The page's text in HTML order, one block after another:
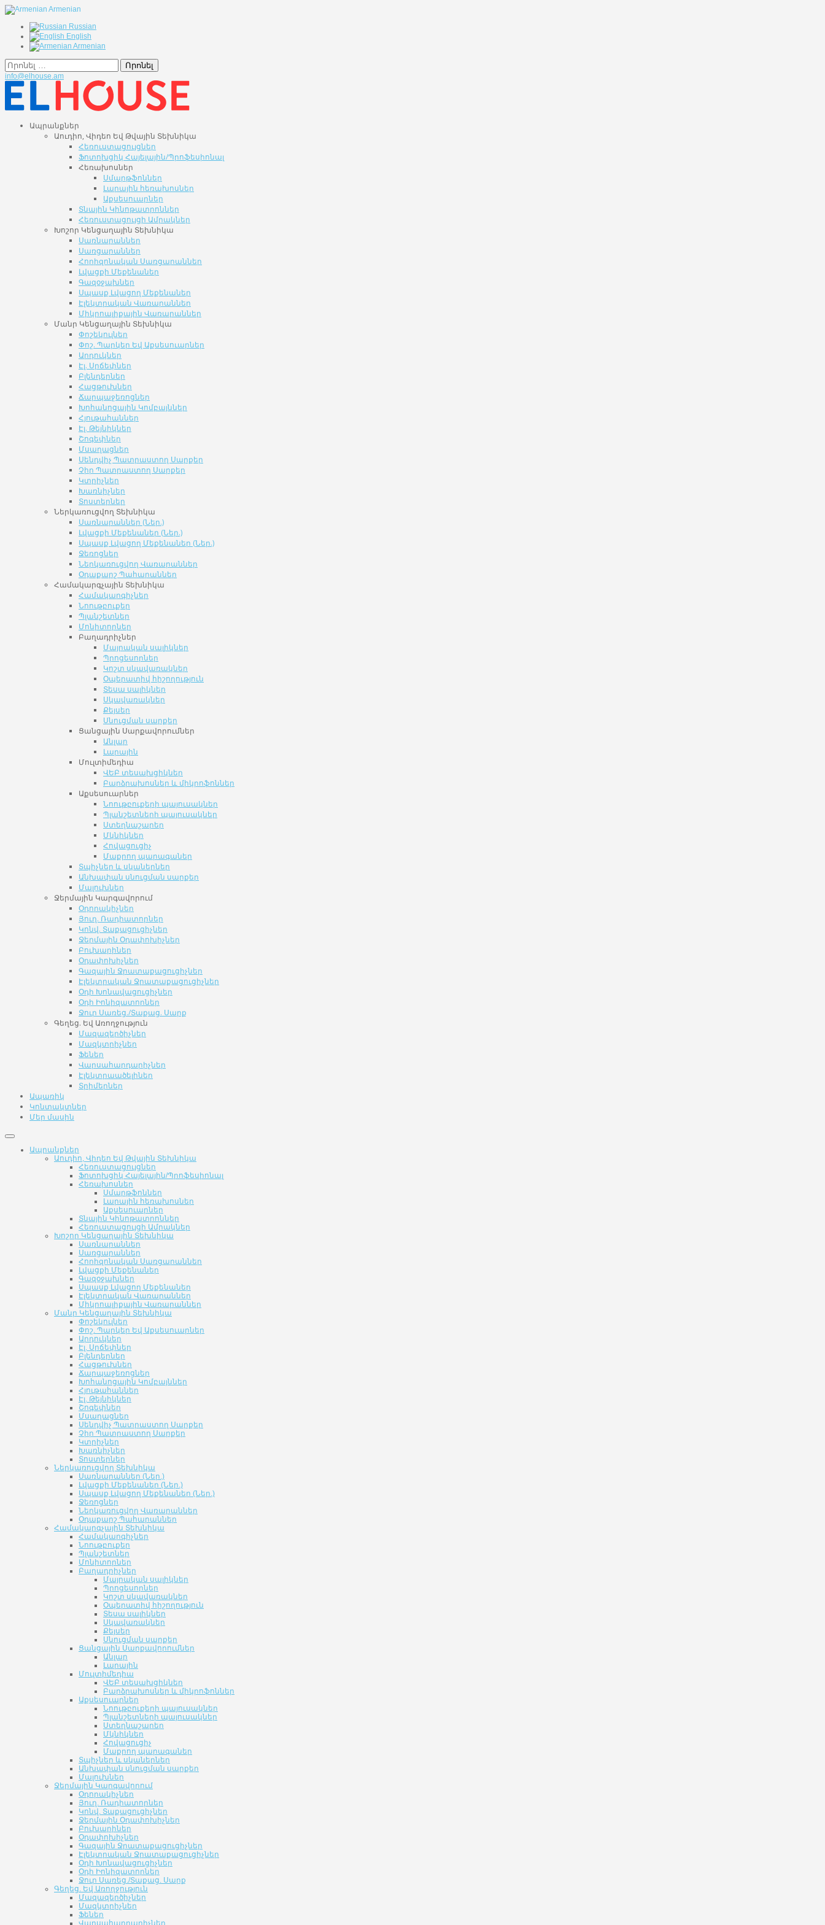
Armenian
Russian
English
Armenian
Որոնել
info@elhouse.am
Ապրանքներ
Աուդիո, Վիդեո Եվ Թվային Տեխնիկա
Հեռուստացույցներ
Ֆոտոխցիկ Հայելային/Պրոֆեսիոնալ
Հեռախոսներ
Սմարթֆոններ
Լարային հեռախոսներ
Աքսեսուարներ
Տնային Կինոթատրոններ
Հեռուստացույցի Ամրակներ
Խոշոր Կենցաղային Տեխնիկա
Սառնարաններ
Սառցարաններ
Հորիզոնական Սառցարաններ
Լվացքի Մեքենաներ
Գազօջախներ
Սպասք Լվացող Մեքենաներ
Էլեկտրական Վառարաններ
Միկրոալիքային Վառարաններ
Մանր Կենցաղային Տեխնիկա
Փոշեկուլներ
Փոշ. Պարկեր Եվ Աքսեսուարներ
Արդուկներ
Էլ. Սրճեփներ
Բլենդերներ
Հացթուխներ
Ճարպաջեռոցներ
Խոհանոցային Կոմբայններ
Հյութահաններ
Էլ. Թեյնիկներ
Շոգեփներ
Մսաղացներ
Սենդվիչ Պատրաստող Սարքեր
Չիր Պատրաստող Սարքեր
Կտրիչներ
Խառնիչներ
Տոստերներ
Ներկառուցվող Տեխնիկա
Սառնարաններ (Ներ.)
Լվացքի Մեքենաներ (Ներ.)
Սպասք Լվացող Մեքենաներ (Ներ.)
Ջեռոցներ
Ներկառուցվող Վառարաններ
Օդաքարշ Պահարաններ
Համակարգչային Տեխնիկա
Համակարգիչներ
Նոութբուքեր
Պլանշետներ
Մոնիտորներ
Բաղադրիչներ
Մայրական սալիկներ
Պրոցեսորներ
Կոշտ սկավառակներ
Օպերատիվ հիշողություն
Տեսա սալիկներ
Սկավառակներ
Քեյսեր
Սնուցման սարքեր
Ցանցային Սարքավորումներ
Անլար
Լարային
Մուլտիմեդիա
ՎԵԲ տեսախցիկներ
Բարձրախոսներ և միկրոֆոններ
Աքսեսուարներ
Նոութբուքերի պայուսակներ
Պլանշետների պայուսակներ
Ստեղնաշարեր
Մկնիկներ
Հովացուցիչ
Մաքրող պարագաներ
Տպիչներ և սկաներներ
Անխափան սնուցման սարքեր
Մալուխներ
Ջերմային Կարգավորում
Օդորակիչներ
Յուղ. Ռադիատորներ
Կոնվ. Տաքացուցիչներ
Ջերմային Օդափոխիչներ
Բուխարիներ
Օդափոխիչներ
Գազային Ջրատաքացուցիչներ
Էլեկտրական Ջրատաքացուցիչներ
Օդի Խոնավացուցիչներ
Օդի Իոնիզատորներ
Ջուր Սառեց./Տաքաց. Սարք
Գեղեց. Եվ Առողջություն
Մազազերծիչներ
Մազկտրիչներ
Ֆեներ
Վարսահարդարիչներ
Էլեկտրաածելիներ
Տրիմերներ
Ապառիկ
Կոնտակտներ
Մեր մասին
Ապրանքներ
Աուդիո, Վիդեո Եվ Թվային Տեխնիկա
Հեռուստացույցներ
Ֆոտոխցիկ Հայելային/Պրոֆեսիոնալ
Հեռախոսներ
Սմարթֆոններ
Լարային հեռախոսներ
Աքսեսուարներ
Տնային Կինոթատրոններ
Հեռուստացույցի Ամրակներ
Խոշոր Կենցաղային Տեխնիկա
Սառնարաններ
Սառցարաններ
Հորիզոնական Սառցարաններ
Լվացքի Մեքենաներ
Գազօջախներ
Սպասք Լվացող Մեքենաներ
Էլեկտրական Վառարաններ
Միկրոալիքային Վառարաններ
Մանր Կենցաղային Տեխնիկա
Փոշեկուլներ
Փոշ. Պարկեր Եվ Աքսեսուարներ
Արդուկներ
Էլ. Սրճեփներ
Բլենդերներ
Հացթուխներ
Ճարպաջեռոցներ
Խոհանոցային Կոմբայններ
Հյութահաններ
Էլ. Թեյնիկներ
Շոգեփներ
Մսաղացներ
Սենդվիչ Պատրաստող Սարքեր
Չիր Պատրաստող Սարքեր
Կտրիչներ
Խառնիչներ
Տոստերներ
Ներկառուցվող Տեխնիկա
Սառնարաններ (Ներ.)
Լվացքի Մեքենաներ (Ներ.)
Սպասք Լվացող Մեքենաներ (Ներ.)
Ջեռոցներ
Ներկառուցվող Վառարաններ
Օդաքարշ Պահարաններ
Համակարգչային Տեխնիկա
Համակարգիչներ
Նոութբուքեր
Պլանշետներ
Մոնիտորներ
Բաղադրիչներ
Մայրական սալիկներ
Պրոցեսորներ
Կոշտ սկավառակներ
Օպերատիվ հիշողություն
Տեսա սալիկներ
Սկավառակներ
Քեյսեր
Սնուցման սարքեր
Ցանցային Սարքավորումներ
Անլար
Լարային
Մուլտիմեդիա
ՎԵԲ տեսախցիկներ
Բարձրախոսներ և միկրոֆոններ
Աքսեսուարներ
Նոութբուքերի պայուսակներ
Պլանշետների պայուսակներ
Ստեղնաշարեր
Մկնիկներ
Հովացուցիչ
Մաքրող պարագաներ
Տպիչներ և սկաներներ
Անխափան սնուցման սարքեր
Մալուխներ
Ջերմային Կարգավորում
Օդորակիչներ
Յուղ. Ռադիատորներ
Կոնվ. Տաքացուցիչներ
Ջերմային Օդափոխիչներ
Բուխարիներ
Օդափոխիչներ
Գազային Ջրատաքացուցիչներ
Էլեկտրական Ջրատաքացուցիչներ
Օդի Խոնավացուցիչներ
Օդի Իոնիզատորներ
Ջուր Սառեց./Տաքաց. Սարք
Գեղեց. Եվ Առողջություն
Մազազերծիչներ
Մազկտրիչներ
Ֆեներ
Վարսահարդարիչներ